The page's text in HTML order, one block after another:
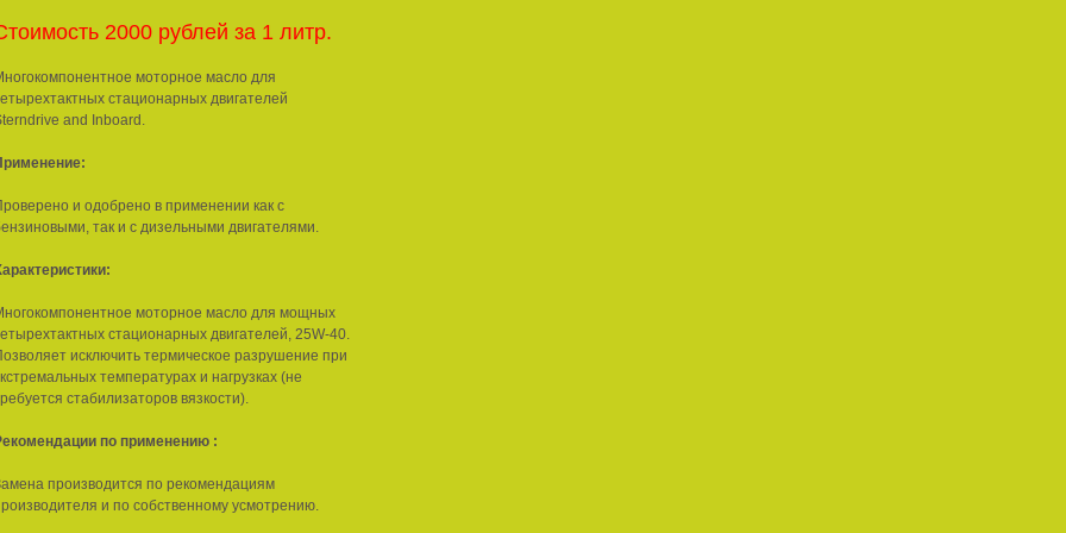
2000 рублей за 1 литр.
моторное масло для
стационарных двигателей
and Inboard.
и одобрено в применении как с
так и с дизельными двигателями.
моторное масло для мощных
стационарных двигателей, 25W-40.
исключить термическое разрушение при
температурах и нагрузках (не
стабилизаторов вязкости).
по применению :
производится по рекомендациям
и по собственному усмотрению.